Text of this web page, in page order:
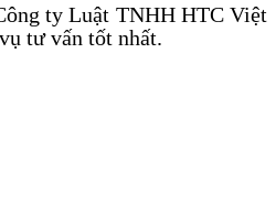
ty Luật TNHH HTC Việt
tư vấn tốt nhất.